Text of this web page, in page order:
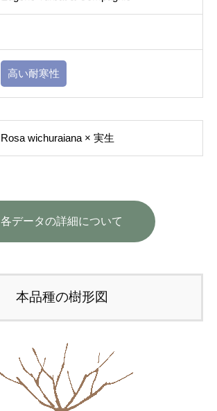
高い耐寒性
Rosa wichuraiana × 実生
各データの詳細について
本品種の樹形図